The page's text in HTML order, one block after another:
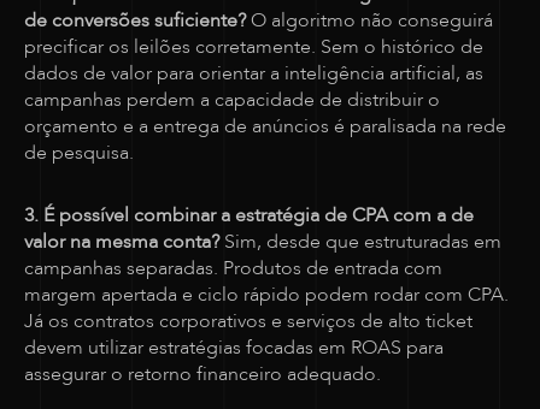
de conversões suficiente?O algoritmo não conseguirá
precificar os leilões corretamente. Sem o histórico de
dados de valor para orientar a inteligência artificial, as
campanhas perdem a capacidade de distribuir o
orçamento e a entrega de anúncios é paralisada na rede
de pesquisa.
3. É possível combinar a estratégia de CPA com a de
valor na mesma conta?Sim, desde que estruturadas em
campanhas separadas. Produtos de entrada com
margem apertada e ciclo rápido podem rodar com CPA.
Já os contratos corporativos e serviços de alto ticket
devem utilizar estratégias focadas em ROAS para
assegurar o retorno financeiro adequado.